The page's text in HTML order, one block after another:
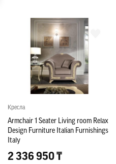
Кресла
Armchair 1 Seater Living room Relax
Design Furniture Italian Furnishings
Italy
2 336 950 ₸